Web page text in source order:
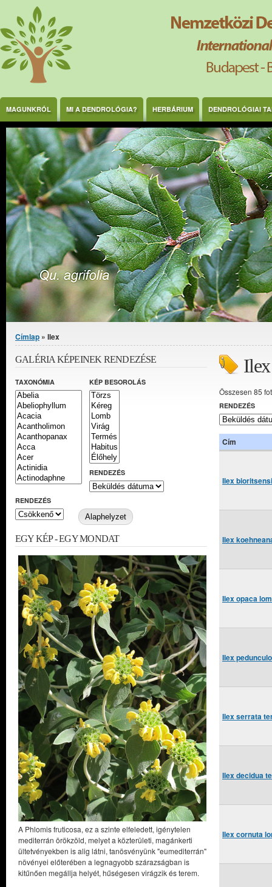
Ugrás a tartalomra
MAGUNKRÓL MI A DENDROLÓGIA? HERBÁRIUM DENDROLÓGIAI
Jelenlegi hely
Címlap » Ilex
Ilex
Összesen 85
RENDEZÉS
Cím
Ilex
Ilex
Ilex opaca
Ilex
Ilex serrata
Ilex decidua
Ilex cornuta
GALÉRIA KÉPEINEK RENDEZÉSE
TAXONÓMIA KÉP BESOROLÁS
RENDEZÉS
RENDEZÉS
EGY KÉP - EGY MONDAT
A Phlomis fruticosa, ez a szinte elfeledett, igénytelen
mediterrán örökzöld, melyet a közterületi, magánkerti
ültetvényekben is alig látni, tanösvényünk "eumediterrán"
növényei előterében a legnagyobb szárazságban is
kitűnően megállja helyét, hűségesen virágzik és terem.